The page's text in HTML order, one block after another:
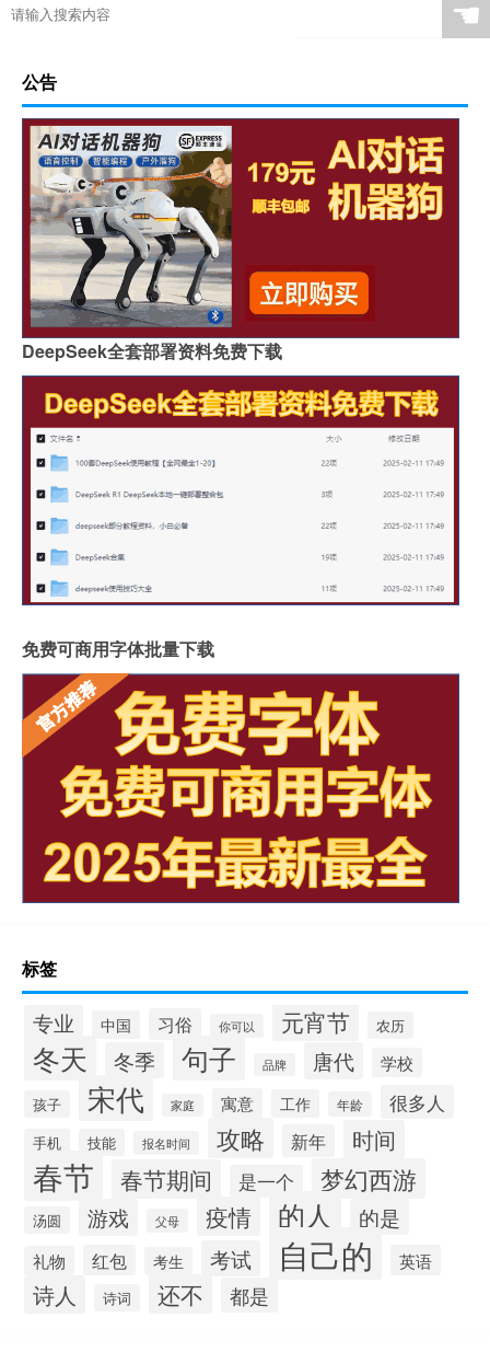
☚
公告
DeepSeek全套部署资料免费下载
免费可商用字体批量下载
标签
专业 中国 习俗 你可以 元宵节 农历
冬天 冬季 句子 品牌 唐代 学校
孩子 宋代 家庭 寓意 工作 年龄 很多人
手机 技能 报名时间 攻略 新年 时间
春节 春节期间 是一个 梦幻西游
汤圆 游戏 父母 疫情 的人 的是
礼物 红包 考生 考试 自己的 英语
诗人 诗词 还不 都是